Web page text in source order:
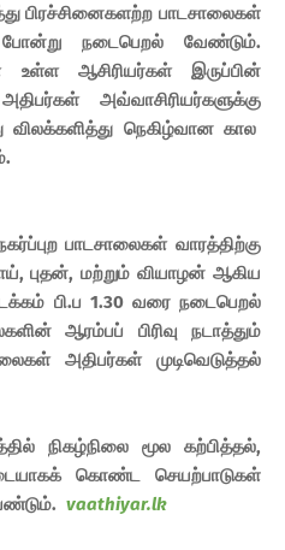
பிரச்சினைகளற்ற பாடசாலைகள்
நடைபெறல் வேண்டும்.
உள்ள ஆசிரியர்கள் இருப்பின்
அவ்வாசிரியர்களுக்கு
விலக்களித்து நெகிழ்வான கால
பாடசாலைகள் வாரத்திற்கு
புதன், மற்றும் வியாழன் ஆகிய
பி.ப 1.30 வரை நடைபெறல்
ஆரம்பப் பிரிவு நடாத்தும்
அதிபர்கள் முடிவெடுத்தல்
நிகழ்நிலை மூல கற்பித்தல்,
கொண்ட செயற்பாடுகள்
vaathiyar.lk